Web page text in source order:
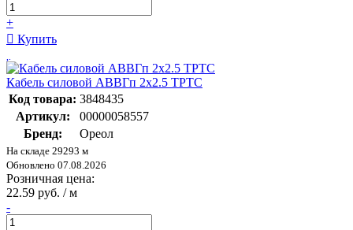
+
Купить
Кабель силовой АВВГп 2х2.5 ТРТС
Код товара: 3848435
Артикул:
00000058557
Бренд:
Ореол
На складе 29293 м
Обновлено 07.08.2026
Розничная цена:
22.59 руб. / м
-